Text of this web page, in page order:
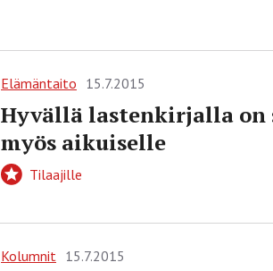
Elämäntaito 15.7.2015
Hyvällä lastenkirjalla on
myös aikuiselle
Tilaajille
Kolumnit 15.7.2015